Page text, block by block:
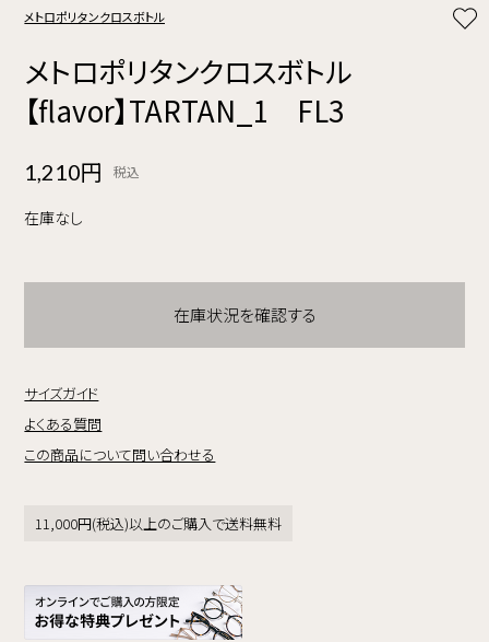
メトロポリタンクロスボトル
メトロポリタンクロスボトル
【flavor】TARTAN_1 FL3
1,210円 税込
在庫なし
在庫状況を確認する
サイズガイド
よくある質問
この商品について問い合わせる
11,000円(税込)以上のご購入で送料無料